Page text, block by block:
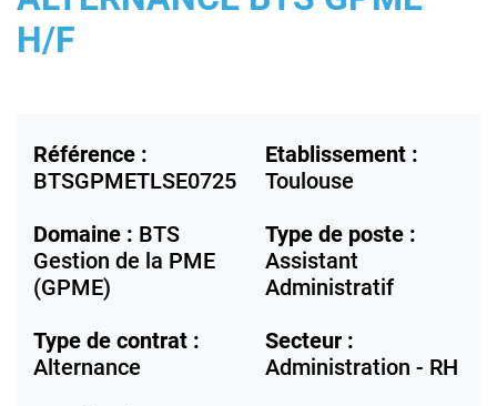
H/F
Référence :
BTSGPMETLSE0725
Etablissement :
Toulouse
Domaine : BTS
Gestion de la PME
(GPME)
Type de poste :
Assistant
Administratif
Type de contrat :
Alternance
Secteur :
Administration - RH